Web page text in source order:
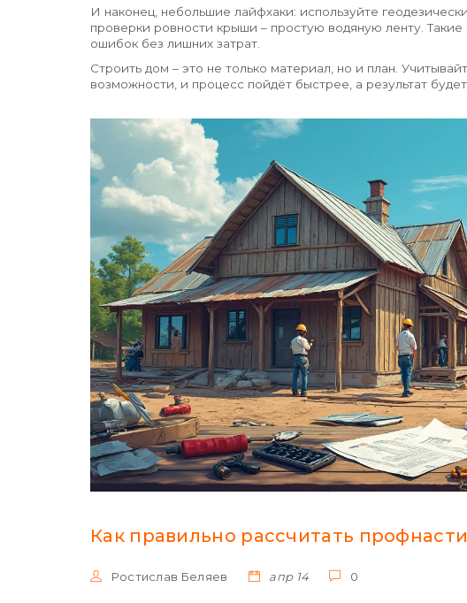
И наконец, небольшие лайфхаки: используйте
проверки ровности крыши – простую водяную ленту.
ошибок без лишних затрат.
Строить дом – это не только материал, но и план.
возможности, и процесс пойдёт быстрее, а результат будет
Как правильно рассчитать
Ростислав Беляев апр 14 0